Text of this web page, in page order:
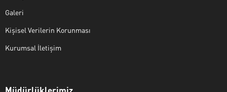
Galeri
Kişisel Verilerin Korunması
Kurumsal İletişim